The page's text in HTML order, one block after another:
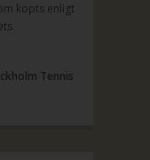
köpts enligt
Tennis